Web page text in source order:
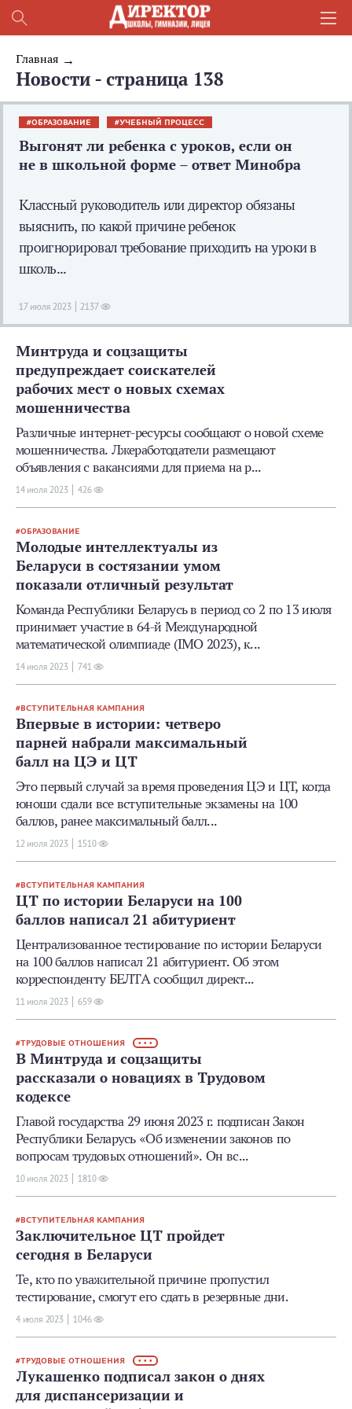
Главная
Новости - страница 138
ОБРАЗОВАНИЕ УЧЕБНЫЙ ПРОЦЕСС
Выгонят ли ребенка с уроков, если он
не в школьной форме – ответ Минобра
Классный руководитель или директор обязаны
выяснить, по какой причине ребенок
проигнорировал требование приходить на уроки в
школь...
17 июля 2023 2137
Минтруда и соцзащиты
предупреждает соискателей
рабочих мест о новых схемах
мошенничества
Различные интернет-ресурсы сообщают о новой схеме
мошенничества. Лжеработодатели размещают
объявления с вакансиями для приема на р...
14 июля 2023 426
ОБРАЗОВАНИЕ
Молодые интеллектуалы из
Беларуси в состязании умом
показали отличный результат
Команда Республики Беларусь в период со 2 по 13 июля
принимает участие в 64-й Международной
математической олимпиаде (IMO 2023), к...
14 июля 2023 741
ВСТУПИТЕЛЬНАЯ КАМПАНИЯ
Впервые в истории: четверо
парней набрали максимальный
балл на ЦЭ и ЦТ
Это первый случай за время проведения ЦЭ и ЦТ, когда
юноши сдали все вступительные экзамены на 100
баллов, ранее максимальный балл...
12 июля 2023 1510
ВСТУПИТЕЛЬНАЯ КАМПАНИЯ
ЦТ по истории Беларуси на 100
баллов написал 21 абитуриент
Централизованное тестирование по истории Беларуси
на 100 баллов написал 21 абитуриент. Об этом
корреспонденту БЕЛТА сообщил директ...
11 июля 2023 659
ТРУДОВЫЕ ОТНОШЕНИЯ • • •
В Минтруда и соцзащиты
рассказали о новациях в Трудовом
кодексе
Главой государства 29 июня 2023 г. подписан Закон
Республики Беларусь «Об изменении законов по
вопросам трудовых отношений». Он вс...
10 июля 2023 1810
ВСТУПИТЕЛЬНАЯ КАМПАНИЯ
Заключительное ЦТ пройдет
сегодня в Беларуси
Те, кто по уважительной причине пропустил
тестирование, смогут его сдать в резервные дни.
4 июля 2023 1046
ТРУДОВЫЕ ОТНОШЕНИЯ • • •
Лукашенко подписал закон о днях
для диспансеризации и